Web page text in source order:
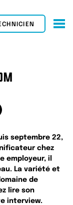
septembre 22,
chez
employeur, il
La variété et
de
lire son
interview.